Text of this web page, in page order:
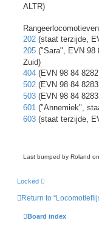
ALTR)
202 (staat terzijde,
205 ("Sara", EVN 98
Zuid)
404 (EVN 98 84
502 (EVN 98 84
503 (EVN 98 84
601 ("Annemiek",
603 (staat terzijde,
Last bumped by Roland
Locked
Return to
Board index